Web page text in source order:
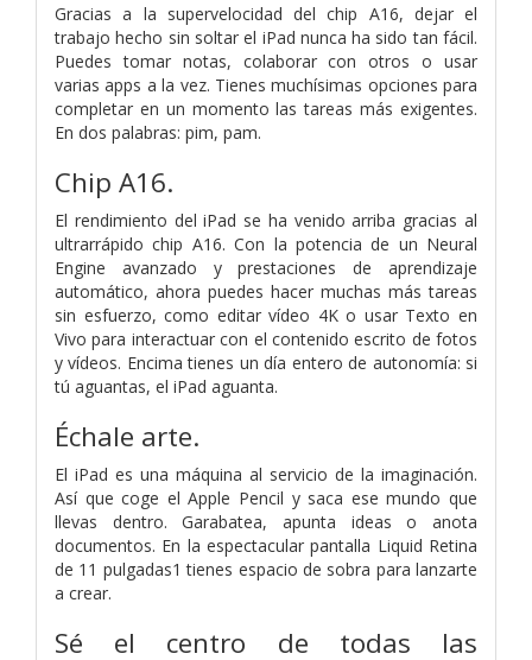
Gracias a la supervelocidad del chip A16, dejar el
trabajo hecho sin soltar el iPad nunca ha sido tan fácil.
Puedes tomar notas, colaborar con otros o usar
varias apps a la vez. Tienes muchísimas opciones para
completar en un momento las tareas más exigentes.
En dos palabras: pim, pam.
Chip A16.
El rendi­miento del iPad se ha venido arriba gracias al
ultrarrápido chip A16. Con la potencia de un Neural
Engine avanzado y prestaciones de aprendizaje
automático, ahora puedes hacer muchas más tareas
sin esfuerzo, como editar vídeo 4K o usar Texto en
Vivo para interactuar con el contenido escrito de fotos
y vídeos. Encima tienes un día entero de autonomía: si
tú aguantas, el iPad aguanta.
Échale arte.
El iPad es una máquina al servicio de la imaginación.
Así que coge el Apple Pencil y saca ese mundo que
llevas dentro. Garabatea, apunta ideas o anota
documentos. En la espectacular pantalla Liquid Retina
de 11 pulgadas1 tienes espacio de sobra para lanzarte
a crear.
Sé el centro de todas las